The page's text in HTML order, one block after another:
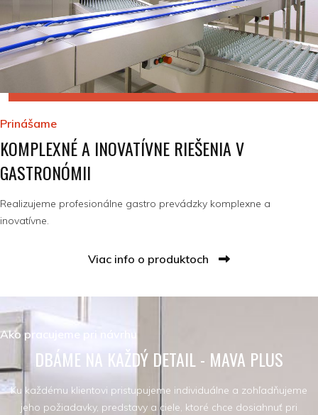
Prinášame
KOMPLEXNÉ A INOVATÍVNE RIEŠENIA V
GASTRONÓMII
Realizujeme profesionálne gastro prevádzky komplexne a
inovatívne.
Viac info o produktoch
Ako pracujeme pri návrhu
DBÁME NA KAŽDÝ DETAIL - MAVA PLUS
Ku každému klientovi pristupujeme individuálne a zohľadňujeme
jeho požiadavky, predstavy a ciele, ktoré chce dosiahnuť pri